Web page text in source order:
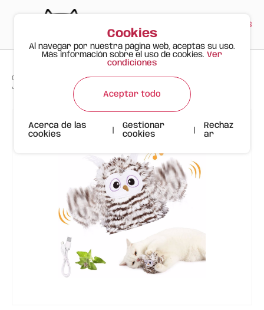
ES
Gato Feliz Productos > Juguetes >
Juguete Interactivo para Gatos Búho FOFOS
Cookies
Al navegar por nuestra página web, aceptas su uso.
Más información sobre el uso de cookies. Ver
condiciones
Aceptar todo
Acerca de las
cookies
Gestionar
cookies
Rechaz
ar